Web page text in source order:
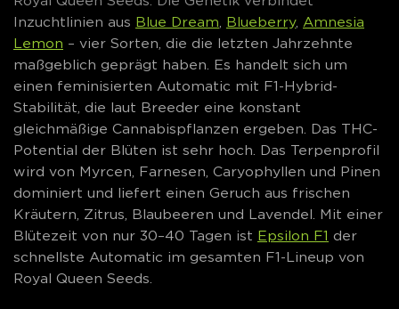
Inzuchtlinien aus Blue Dream Blueberry, Amnesia
Lemon – vier Sorten, die die letzten Jahrzehnte
maßgeblich geprägt haben. Es handelt sich um
einen feminisierten Automatic mit F1-Hybrid-
Stabilität, die laut Breeder eine konstant
gleichmäßige Cannabispflanzen ergeben. Das THC-
Potential der Blüten ist sehr hoch. Das Terpenprofil
wird von Myrcen, Farnesen, Caryophyllen und Pinen
dominiert und liefert einen Geruch aus frischen
Kräutern, Zitrus, Blaubeeren und Lavendel. Mit einer
Blütezeit von nur 30–40 Tagen ist Epsilon F1 der
schnellste Automatic im gesamten F1-Lineup von
Royal Queen Seeds.